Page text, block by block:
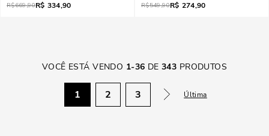
R$669,90R$ 334,90 R$549,90R$ 274,90
VOCÊ ESTÁ VENDO 1-36 DE343 PRODUTOS
1 2 3 Última